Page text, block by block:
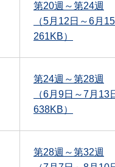
第20週～第24週
（5月12日～6月
261KB）
第24週～第28週
（6月9日～7月13
638KB）
第28週～第32週